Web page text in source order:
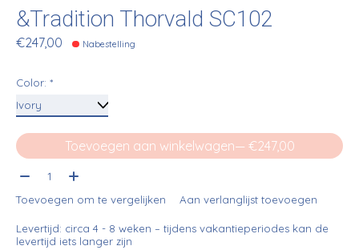
&Tradition Thorvald SC102
€247,00 Nabestelling
Color: *
Toevoegen aan winkelwagen
— €247,00
Aantal:
Toevoegen om te vergelijken Aan verlanglijst toevoegen
Levertijd: circa 4 - 8 weken – tijdens vakantieperiodes kan de
levertijd iets langer zijn